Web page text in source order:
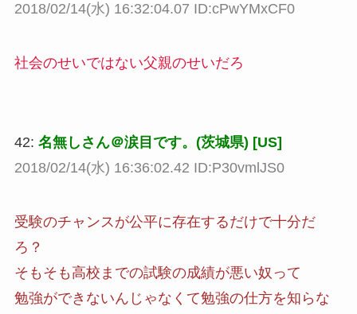
2018/02/14(水) 16:32:04.07 ID:cPwYMxCF0
社会のせいではない父親のせいだろ
42: 名無しさん＠涙目です。(茨城県) [US]
2018/02/14(水) 16:36:02.42 ID:P30vmlJS0
受験のチャンスが公平に存在するだけで十分だ
ろ？
そもそも高校までの試験の成績が悪い奴って
勉強ができないんじゃなくて勉強の仕方を知らな